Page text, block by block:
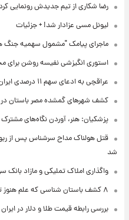
رضا شکاری از تیم جدیدش رونمایی
لیونل مسی عزادار شد! + جزئیات
ماجرای پیامک "مشمول سهمیه جنگ
استوری انگیزشی نفیسه روشن
عراقچی به ادعای سهم ۱۱ درصدی ایران از خزر پاسخ داد
کشف شهرهای گمشده مصر باستان در
پزشکیان: هنر، آوردن نگاه‌های
قتل هولناک مداح سرشناس پس از
شد
واگذاری املاک تملیکی و مازاد بانک
۸ کشف باستان شناسی که علم هنوز توضیحی برای آنها ندارد+ تصاویر
بررسی رابطه قیمت طلا و دلار در ایران